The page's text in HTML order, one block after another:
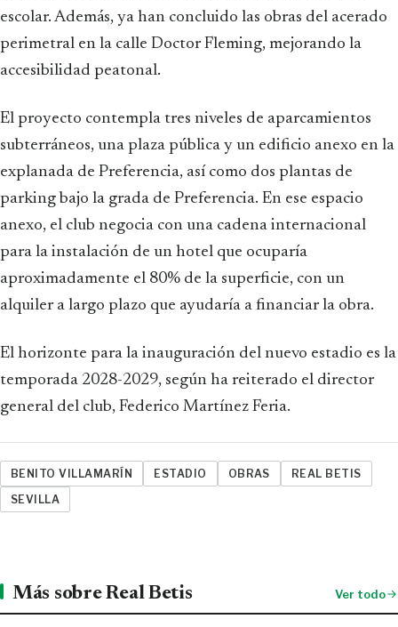
escolar. Además, ya han concluido las obras del acerado
perimetral en la calle Doctor Fleming, mejorando la
accesibilidad peatonal.
El proyecto contempla tres niveles de aparcamientos
subterráneos, una plaza pública y un edificio anexo en la
explanada de Preferencia, así como dos plantas de
parking bajo la grada de Preferencia. En ese espacio
anexo, el club negocia con una cadena internacional
para la instalación de un hotel que ocuparía
aproximadamente el 80% de la superficie, con un
alquiler a largo plazo que ayudaría a financiar la obra.
El horizonte para la inauguración del nuevo estadio es la
temporada 2028-2029, según ha reiterado el director
general del club, Federico Martínez Feria.
BENITO VILLAMARÍN ESTADIO OBRAS
REAL BETIS
SEVILLA
Más sobre Real Betis Ver todo